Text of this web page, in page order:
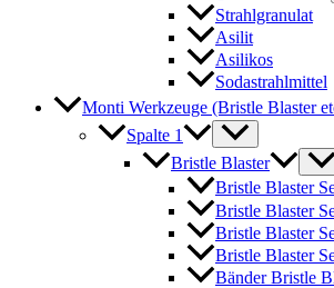
Strahlgranulat
Asilit
Asilikos
Sodastrahlmittel
Monti Werkzeuge (Bristle Blaster
Spalte 1
Bristle Blaster
Bristle Blaster
Bristle Blaster
Bristle Blaster
Bristle Blaster
Bänder Bristle